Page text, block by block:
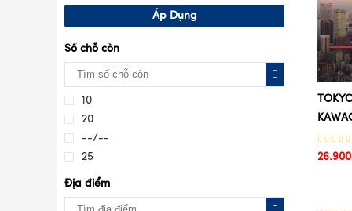
Áp Dụng
Số chỗ còn
10
20
--/--
25
Địa điểm